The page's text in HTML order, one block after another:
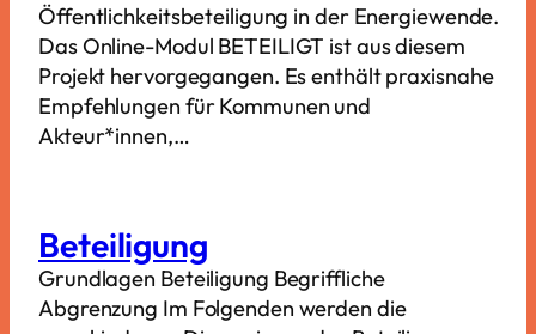
Öffentlichkeitsbeteiligung in der Energiewende.
Das Online-Modul BETEILIGT ist aus diesem
Projekt hervorgegangen. Es enthält praxisnahe
Empfehlungen für Kommunen und
Akteur*innen,…
Beteiligung
Grundlagen Beteiligung Begriffliche
Abgrenzung Im Folgenden werden die